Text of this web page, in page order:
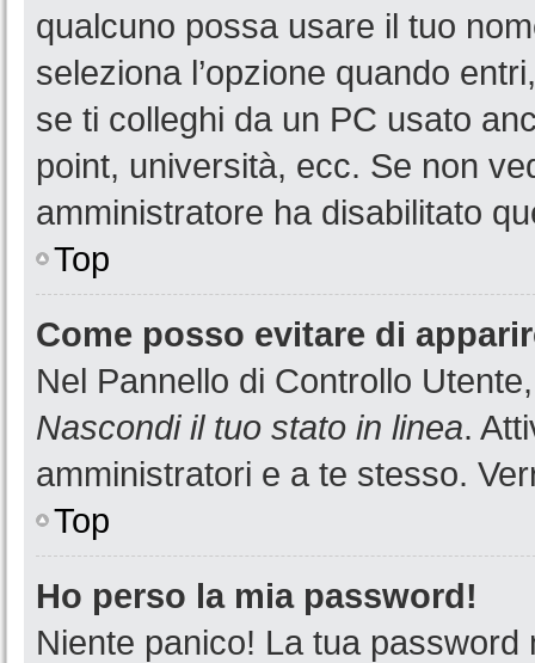
qualcuno possa usare il tuo
seleziona l’opzione quando
se ti colleghi da un PC usato
point, università, ecc. Se non
amministratore ha disabilitato
Top
Come posso evitare di
Nel Pannello di Controllo
Nascondi il tuo stato in linea.
amministratori e a te stesso.
Top
Ho perso la mia password!
Niente panico! La tua